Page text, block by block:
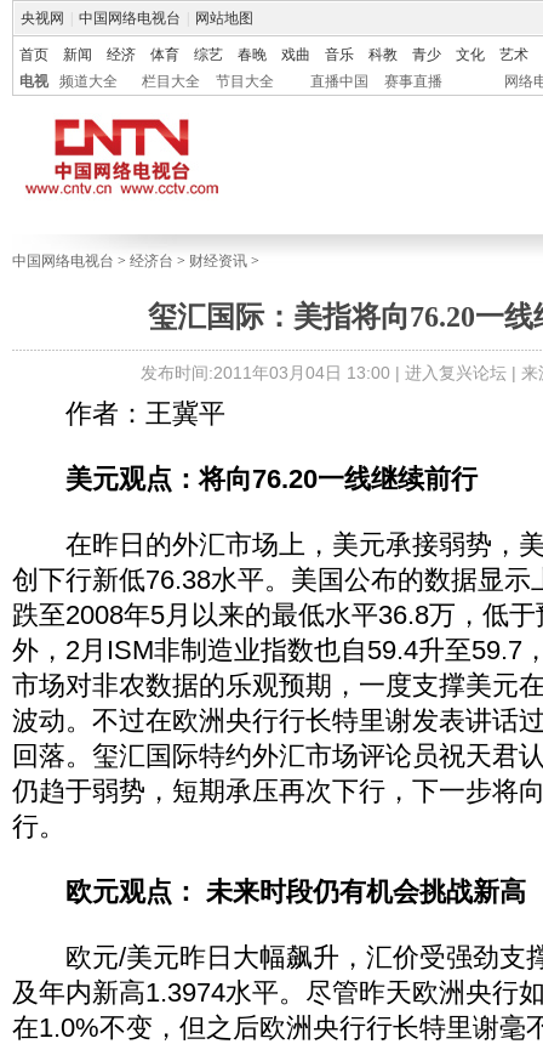
央视网 中国网络电视台 网站地图
首页 新闻 经济 体育 综艺 春晚 戏曲 音乐 科教 青少 文化
艺术
电视
频道大全 栏目大全 节目大全 直播中国 赛事直播 网络
中国网络电视台 > 经济台 > 财经资讯 >
玺汇国际：美指将向76.20一线
发布时间:2011年03月04日 13:00 | 进入复兴论坛| 来
作者：王冀平
美元观点：将向76.20一线继续前行
在昨日的外汇市场上，美元承接弱势，
创下行新低76.38水平。美国公布的数据显示
跌至2008年5月以来的最低水平36.8万，低
外，2月ISM非制造业指数也自59.4升至59.7
市场对非农数据的乐观预期，一度支撑美元
波动。不过在欧洲央行行长特里谢发表讲话
回落。玺汇国际特约外汇市场评论员祝天君
仍趋于弱势，短期承压再次下行，下一步将
行。
欧元观点： 未来时段仍有机会挑战新高
欧元/美元昨日大幅飙升，汇价受强劲支
及年内新高1.3974水平。尽管昨天欧洲央行
在1.0%不变，但之后欧洲央行行长特里谢毫